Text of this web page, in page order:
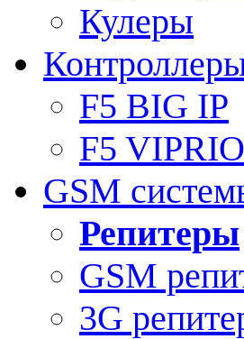
Кулеры
F5 BIG IP
F5
GSM
Репитеры
GSM
3G